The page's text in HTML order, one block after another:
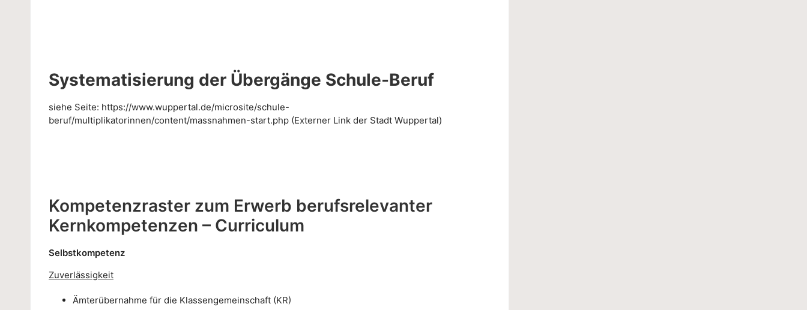
Systematisierung der Übergänge Schule-Beruf
siehe Seite: https://www.wuppertal.de/microsite/schule-
beruf/multiplikatorinnen/content/massnahmen-start.php (Externer Link der Stadt Wuppertal)
Kompetenzraster zum Erwerb berufsrelevanter
Kernkompetenzen – Curriculum
Selbstkompetenz
Zuverlässigkeit
Ämterübernahme für die Klassengemeinschaft (KR)